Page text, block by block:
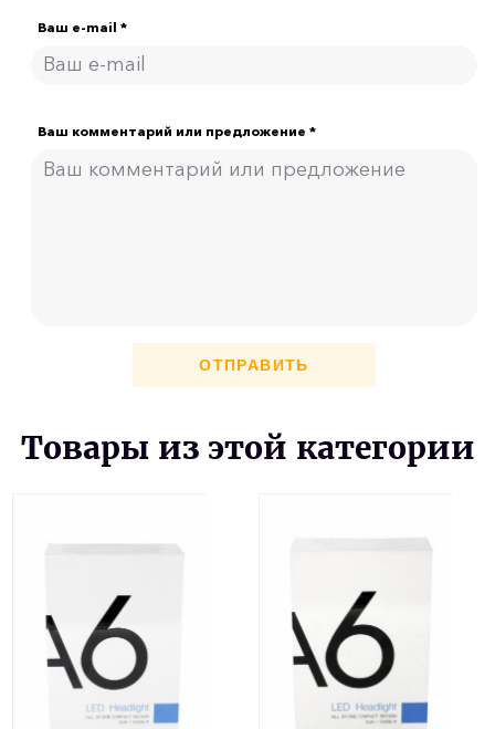
Ваш e-mail *
Ваш комментарий или предложение *
ОТПРАВИТЬ
Товары из этой категории